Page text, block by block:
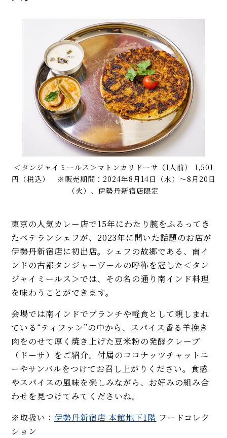
＜タンジャイミールス＞マトンカリドーサ（1人前） 1,501
円（税込） ※販売期間：2024年8月14日（水）～8月20日
（火）、伊勢丹新宿店限定
東京の人気カレー店で15年にわたり腕をふるってき
たベテランシェフが、2023年に開いた話題のお店が
伊勢丹新宿店に初出店。シェフの故郷である、南イ
ンドの古都タンジャーヴールの呼称を冠した＜タン
ジャイミールス＞では、その名の通り南インド料理
を味わうことができます。
会場では南インドでブランチや軽食として親しまれ
ている“ティファン”の中から、スパイス香る羊挽き
肉をのせて厚く焼き上げた豆米粉の発酵クレープ
（ドーサ）をご紹介。付属のココナッツチャットニ
ーやサンバルをつけてお召し上がりください。食感
やスパイスの風味を楽しみながら、お好みの組み合
わせを見つけてみてくださいね。
※取扱い： 伊勢丹新宿店 本館地下1階 フードコレク
ション